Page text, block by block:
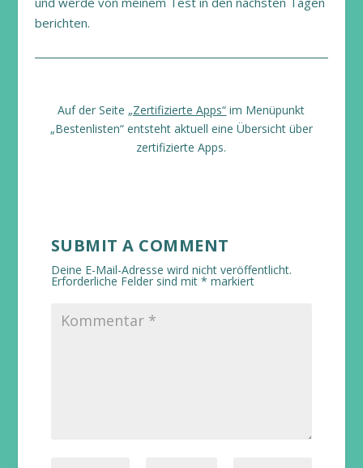
berichten.
Auf der Seite „Zertifizierte Apps“ im Menüpunkt
„Bestenlisten“ entsteht aktuell eine Übersicht über
zertifizierte Apps.
SUBMIT A COMMENT
Deine E-Mail-Adresse wird nicht veröffentlicht.
Erforderliche Felder sind mit * markiert